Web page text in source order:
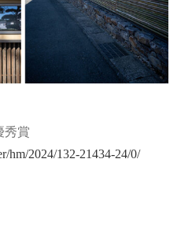
秀賞
hm/2024/132-21434-24/0/